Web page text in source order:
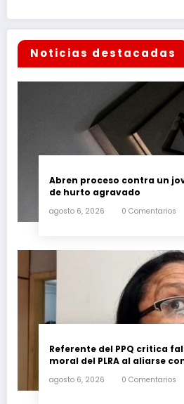
Noticias destacadas
Abren proceso contra un
de hurto agravado
agosto 6, 2026 0 Comentarios
Referente del PPQ critica
moral del PLRA al aliarse
agosto 6, 2026 0 Comentarios